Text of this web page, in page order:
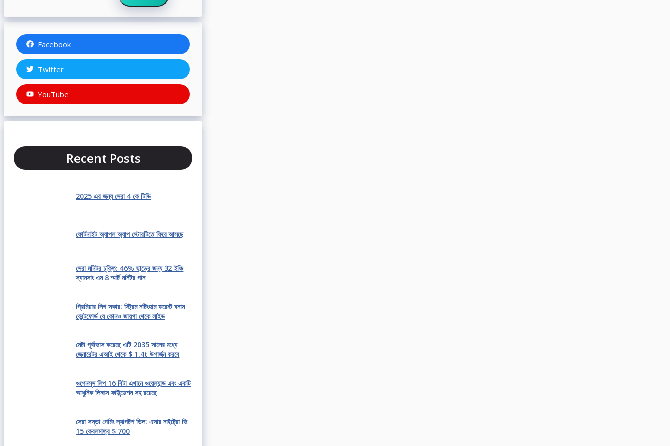
Facebook
Twitter
YouTube
Recent Posts
2025 এর জন্য সেরা 4 কে টিভি
ফোর্টনাইট অ্যাপল অ্যাপ স্টোরটিতে ফিরে আসছে
সেরা মনিটর চুক্তি: 46% ছাড়ের জন্য 32 ইঞ্চি
স্যামসাং এম 8 স্মার্ট মনিটর পান
প্রিমিয়ার লিগ সকার: স্ট্রিম নটিংহাম ফরেস্ট বনাম
ব্রেন্টফোর্ড যে কোনও জায়গা থেকে লাইভ
মেটা পূর্বাভাস করেছে এটি 2035 সালের মধ্যে
জেনারেটর এআই থেকে $ 1.4t উপার্জন করবে
ওপেনসুস লিপ 16 বিটা এখানে ওয়েল্যান্ড এবং একটি
আধুনিক লিনাক্স ফাউন্ডেশন সহ রয়েছে
সেরা সস্তা গেমিং ল্যাপটপ ডিল: এসার নাইট্রো ভি
15 কেবলমাত্র $ 700